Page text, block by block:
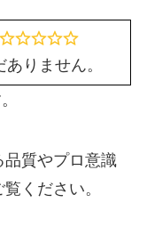
ありません。
質やプロ意識
ください。